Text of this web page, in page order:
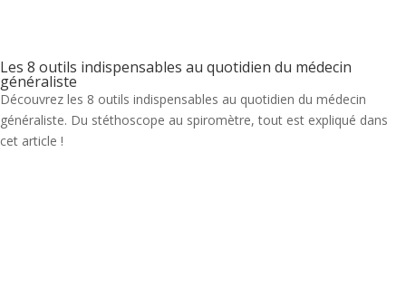
Les 8 outils indispensables au quotidien du médecin
généraliste
Découvrez les 8 outils indispensables au quotidien du médecin
généraliste. Du stéthoscope au spiromètre, tout est expliqué dans
cet article !